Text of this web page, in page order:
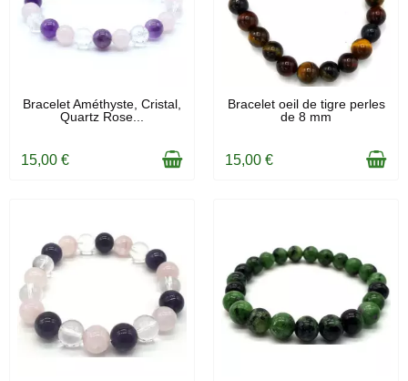
EN STOCK
Bracelet Améthyste, Cristal,
Quartz Rose...
15,00 €
EN STOCK
Bracelet oeil de tigre perles
de 8 mm
15,00 €